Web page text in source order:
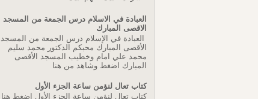
العبادة في الاسلام درس الجمعة من المسجد
الاقصى المبارك
العبادة في الإسلام درس الجمعة من المسجد
الأقصى المبارك محبكم الدكتور محمد سليم
محمد علي امام وخطيب المسجد الأقصى
المبارك اضغط وشاهد من هنا
كتاب تعال لنؤمن ساعة الجزء الأول
كتاب تعال لنؤمن ساعة الجزء الأول اضغط هنا